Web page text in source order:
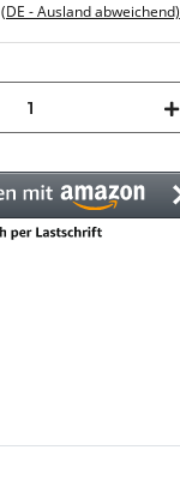
(DE - Ausland abweichend)